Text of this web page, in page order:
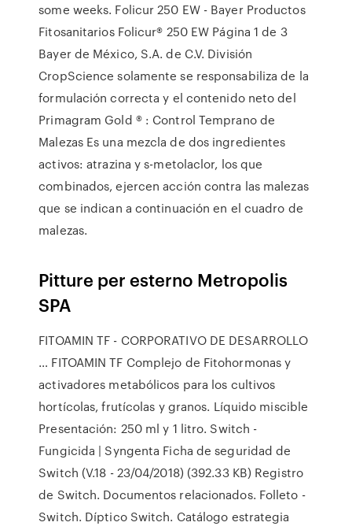
some weeks. Folicur 250 EW - Bayer Productos
Fitosanitarios Folicur® 250 EW Página 1 de 3
Bayer de México, S.A. de C.V. División
CropScience solamente se responsabiliza de la
formulación correcta y el contenido neto del
Primagram Gold ® : Control Temprano de
Malezas Es una mezcla de dos ingredientes
activos: atrazina y s-metolaclor, los que
combinados, ejercen acción contra las malezas
que se indican a continuación en el cuadro de
malezas.
Pitture per esterno Metropolis
SPA
FITOAMIN TF - CORPORATIVO DE DESARROLLO
… FITOAMIN TF Complejo de Fitohormonas y
activadores metabólicos para los cultivos
hortícolas, frutícolas y granos. Líquido miscible
Presentación: 250 ml y 1 litro. Switch -
Fungicida | Syngenta Ficha de seguridad de
Switch (V.18 - 23/04/2018) (392.33 KB) Registro
de Switch. Documentos relacionados. Folleto -
Switch. Díptico Switch. Catálogo estrategia